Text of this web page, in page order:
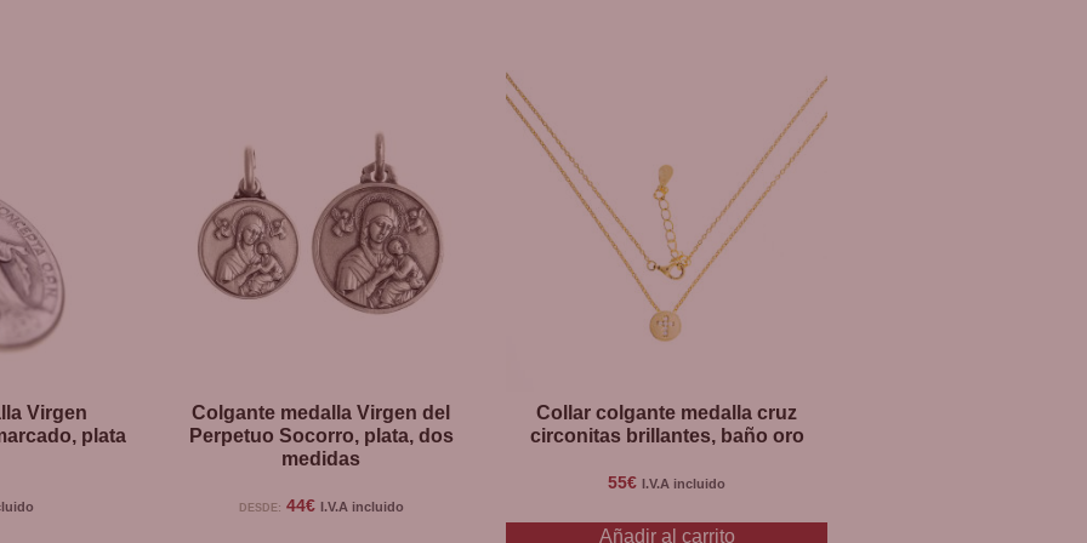
Virgen
plata
Colgante medalla Virgen del
Perpetuo Socorro, plata, dos
medidas
DESDE: 44€ I.V.A incluido
Collar colgante medalla cruz
circonitas brillantes, baño oro
55€ I.V.A incluido
Añadir al carrito